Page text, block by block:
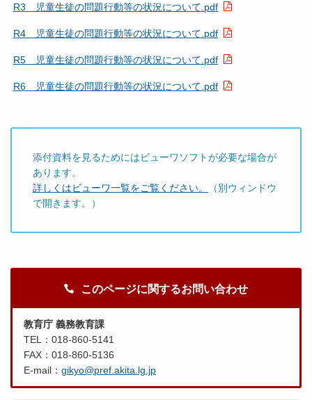
R3 児童生徒の問題行動等の状況について.pdf
R4 児童生徒の問題行動等の状況について.pdf
R5 児童生徒の問題行動等の状況について.pdf
R6 児童生徒の問題行動等の状況について.pdf
添付資料を見るためにはビューワソフトが必要な場合が
あります。
詳しくはビューワ一覧をご覧ください。
（別ウィンドウ
で開きます。）
このページに関するお問い合わせ
教育庁 義務教育課
TEL：018-860-5141
FAX：018-860-5136
E-mail： gikyo@pref.akita.lg.jp